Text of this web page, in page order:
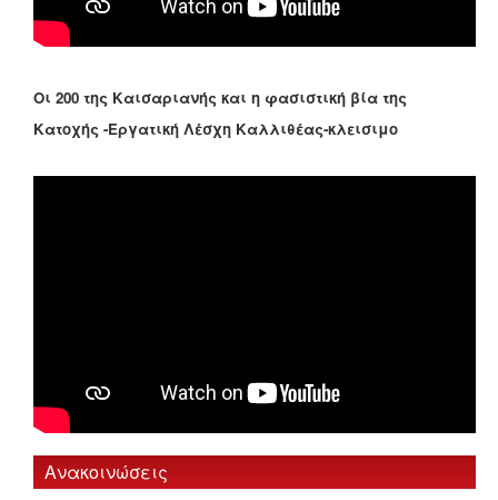
Οι 200 της Καισαριανής και η φασιστική βία της
Κατοχής -Εργατική Λέσχη Καλλιθέας-κλεισιμο
Ανακοινώσεις